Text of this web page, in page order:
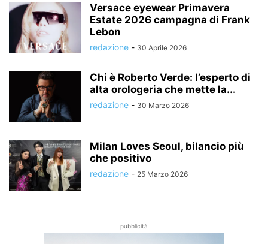
Versace eyewear Primavera
Estate 2026 campagna di Frank
Lebon
redazione - 30 Aprile 2026
Chi è Roberto Verde: l’esperto di
alta orologeria che mette la...
redazione - 30 Marzo 2026
Milan Loves Seoul, bilancio più
che positivo
redazione - 25 Marzo 2026
pubblicità